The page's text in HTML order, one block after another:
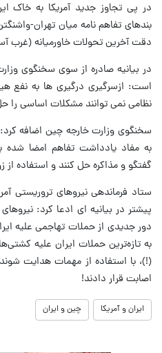
در پی تجاوز جدید آمریکا به خاک
بندهای تفاهم نامه میان تهران-
دقت آخرین تحولات خاورمیانه (غرب
در بیانیه صادره از سوی سخنگوی
است: ازسرگیری درگیری ها به نفع
نظامی نمی‌ توانند مشکلات اساسی را
سخنگوی وزارت خارجه چین اضافه کرد:
به مفاد یادداشت تفاهم امضا شده
گفتگو و مذاکره حل کنند و استفاده از
ستاد فرماندهی نیروهای تروریستی
دور جدیدی از حملات تهاجمی علیه
به تازه‌ترین حملات ایران علیه
اصابت قرار دادند!
ایران و آمریکا چین و ایران